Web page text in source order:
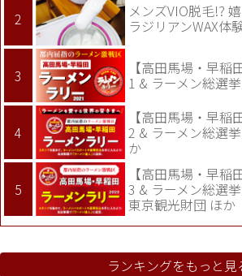
メンズVIO脱毛!?
ラジリアンWAX体
【高田馬場・早稲
1 & ラーメン総選挙
【高田馬場・早稲
2 & ラーメン総選
か
【高田馬場・早稲
3 & ラーメン総選
東京観光財団 ほか
ランキングをもっと見